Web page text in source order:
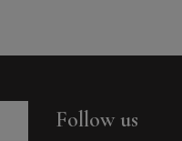
Follow us